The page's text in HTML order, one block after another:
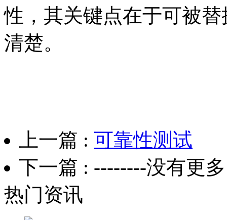
性，其关键点在于可被
清楚。
上一篇 : 可靠性测试
下一篇 : --------没有更
热门资讯